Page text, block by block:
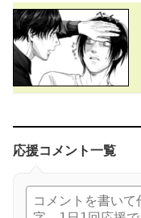
応援コメント一覧